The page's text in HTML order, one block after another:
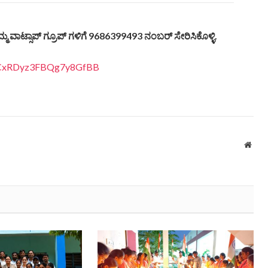
ವಾಟ್ಸಾಪ್ ಗ್ರೂಪ್ ಗಳಿಗೆ 9686399493 ನಂಬರ್ ಸೇರಿಸಿಕೊಳ್ಳಿ.